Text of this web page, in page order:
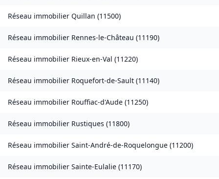
Réseau immobilier Quillan (11500)
Réseau immobilier Rennes-le-Château (11190)
Réseau immobilier Rieux-en-Val (11220)
Réseau immobilier Roquefort-de-Sault (11140)
Réseau immobilier Rouffiac-d'Aude (11250)
Réseau immobilier Rustiques (11800)
Réseau immobilier Saint-André-de-Roquelongue (11200)
Réseau immobilier Sainte-Eulalie (11170)